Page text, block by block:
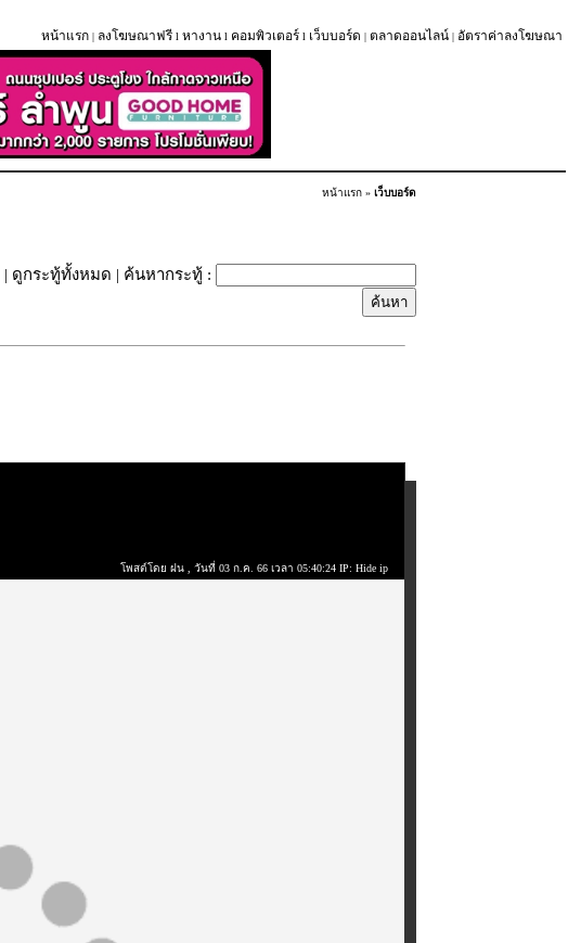
หน้าแรก | ลงโฆษณาฟรี l หางาน l คอมพิวเตอร์ l เว็บบอร์ด | ตลาดออนไลน์ | อัตราค่าลงโฆษณา
หน้าแรก » เว็บบอร์ด
| ดูกระทู้ทั้งหมด | ค้นหากระทู้ :
โพสต์โดย ฝน , วันที่ 03 ก.ค. 66 เวลา 05:40:24 IP: Hide ip